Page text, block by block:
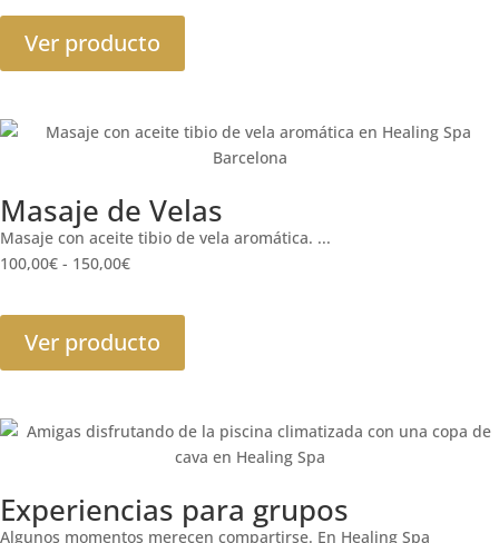
Ver producto
Masaje de Velas
Masaje con aceite tibio de vela aromática. ...
100,00€ - 150,00€
Ver producto
Experiencias para grupos
Algunos momentos merecen compartirse. En Healing Spa